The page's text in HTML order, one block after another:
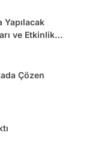
ve Etkinlik
Çözen